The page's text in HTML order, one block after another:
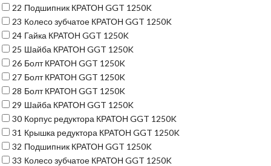
22 Подшипник КРАТОН GGT 1250K
23 Колесо зубчатое КРАТОН GGT 1250K
24 Гайка КРАТОН GGT 1250K
25 Шайба КРАТОН GGT 1250K
26 Болт КРАТОН GGT 1250K
27 Болт КРАТОН GGT 1250K
28 Болт КРАТОН GGT 1250K
29 Шайба КРАТОН GGT 1250K
30 Корпус редуктора КРАТОН GGT 1250K
31 Крышка редуктора КРАТОН GGT 1250K
32 Подшипник КРАТОН GGT 1250K
33 Колесо зубчатое КРАТОН GGT 1250K